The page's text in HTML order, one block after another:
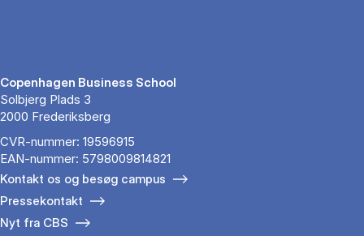
Copenhagen Business School
Solbjerg Plads 3
2000 Frederiksberg
CVR-nummer: 19596915
EAN-nummer: 5798009814821
Kontakt os og besøg campus
Pressekontakt
Nyt fra CBS